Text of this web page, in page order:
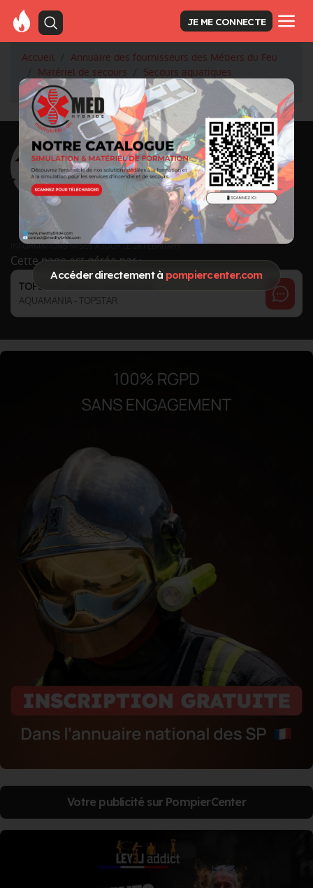
Accéder directement à pompiercenter.com
JE ME CONNECTE
Accueil
Annuaire des fournisseurs des Métiers du Feu
Matériel de secours
Secours aquatiques
AQUAMANIA - TOPSTAR
<Retour à la liste des fournisseurs
AQUAMANIA -
TOPSTAR
Activité principale
Secours aquatiques
INFORMATIONS MISES À JOUR LE 26 FEBRUARY
Cette page est gérée par :
TOPSTAR Service commercial
AQUAMANIA - TOPSTAR
Votre publicité sur PompierCenter